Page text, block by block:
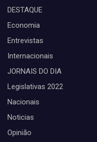
DESTAQUE
Economia
Entrevistas
Internacionais
JORNAIS DO DIA
Legislativas 2022
Nacionais
Noticias
Opinião